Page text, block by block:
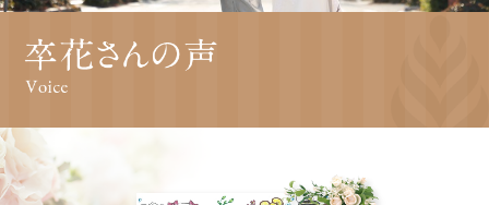
施設紹介
料理・ケーキ
卒花さんの声
ニュース一覧
よくあるご質問
チャリティー活動につ
いて